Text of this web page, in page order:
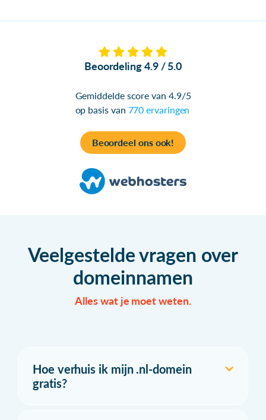
Beoordeling 4.9 / 5.0
Gemiddelde score van 4.9/5
op basis van 770 ervaringen
Beoordeel ons ook!
Veelgestelde vragen over
domeinnamen
Alles wat je moet weten.
Hoe verhuis ik mijn .nl-domein
gratis?